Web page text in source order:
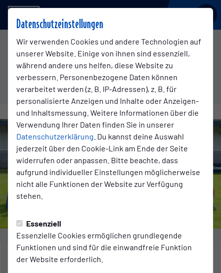
Datenschutzeinstellungen
Wir verwenden Cookies und andere Technologien auf
unserer Website. Einige von ihnen sind essenziell,
während andere uns helfen, diese Website zu
verbessern. Personenbezogene Daten können
verarbeitet werden (z. B. IP-Adressen), z. B. für
personalisierte Anzeigen und Inhalte oder Anzeigen-
und Inhaltsmessung. Weitere Informationen über die
Verwendung Ihrer Daten finden Sie in unserer
Datenschutzerklärung . Du kannst deine Auswahl
jederzeit über den Cookie-Link am Ende der Seite
widerrufen oder anpassen. Bitte beachte, dass
aufgrund individueller Einstellungen möglicherweise
nicht alle Funktionen der Website zur Verfügung
stehen.
Essenziell
Essenzielle Cookies ermöglichen grundlegende
Funktionen und sind für die einwandfreie Funktion
der Website erforderlich.
BSV KICKERS EMDEN
1. Mannschaft
Übersicht Kader Funktionsteam Spielplan und
Alle Spiele